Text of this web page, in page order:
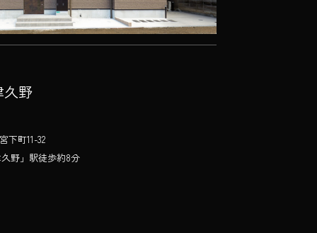
野
下町11-32
野」駅徒歩約8分